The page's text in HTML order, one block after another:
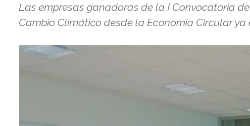
Las empresas ganadoras de la I Convocatoria
Cambio Climático desde la Economía Circular